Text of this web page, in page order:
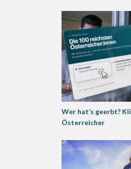
Wer hat’s geerbt?
Österreicher